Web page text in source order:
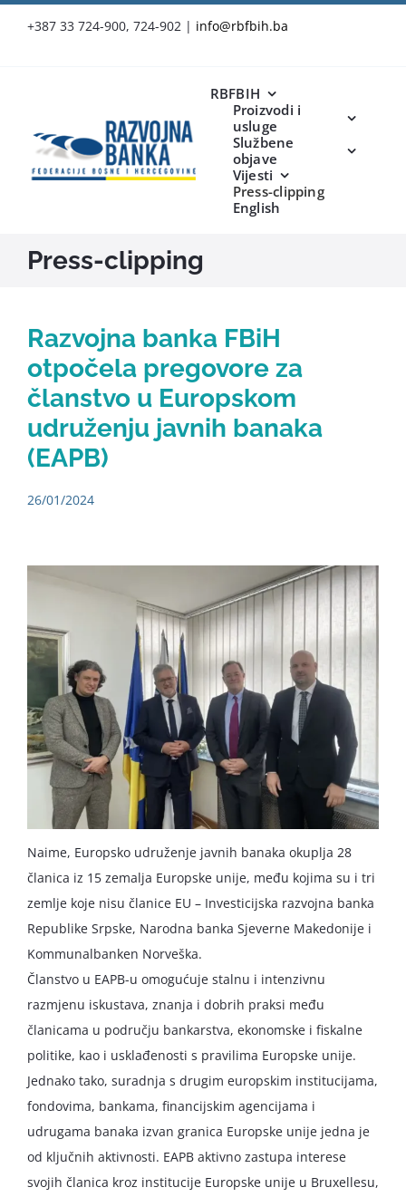
+387 33 724-900, 724-902 | info@rbfbih.ba
RBFBIH
Proizvodi i
usluge
Službene
objave
Vijesti
Press-clipping
English
Press-clipping
Razvojna banka FBiH
otpočela pregovore za
članstvo u Europskom
udruženju javnih banaka
(EAPB)
26/01/2024
Naime, Europsko udruženje javnih banaka okuplja 28
članica iz 15 zemalja Europske unije, među kojima su i tri
zemlje koje nisu članice EU – Investicijska razvojna banka
Republike Srpske, Narodna banka Sjeverne Makedonije i
Kommunalbanken Norveška.
Članstvo u EAPB-u omogućuje stalnu i intenzivnu
razmjenu iskustava, znanja i dobrih praksi među
članicama u području bankarstva, ekonomske i fiskalne
politike, kao i usklađenosti s pravilima Europske unije.
Jednako tako, suradnja s drugim europskim institucijama,
fondovima, bankama, financijskim agencijama i
udrugama banaka izvan granica Europske unije jedna je
od ključnih aktivnosti. EAPB aktivno zastupa interese
svojih članica kroz institucije Europske unije u Bruxellesu,